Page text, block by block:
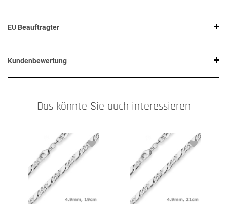
EU Beauftragter
Kundenbewertung
Das könnte Sie auch interessieren